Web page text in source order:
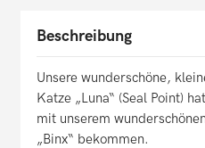
Beschreibung
Unsere wunderschöne,
Katze „Luna“ (Seal Point)
mit unserem
„Binx“ bekommen.